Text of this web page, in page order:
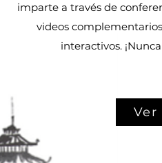
imparte a través de
videos
interactivos.
Ver